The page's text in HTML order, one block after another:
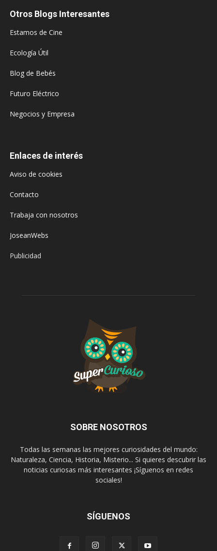
Otros Blogs Interesantes
Estamos de Cine
Ecología Útil
Blog de Bebés
Futuro Eléctrico
Negocios y Empresa
Enlaces de interés
Aviso de cookies
Contacto
Trabaja con nosotros
JoseanWebs
Publicidad
SOBRE NOSOTROS
Todas las semanas las mejores curiosidades del mundo:
Naturaleza, Ciencia, Historia, Misterio... Si quieres descubrir las
noticias curiosas más interesantes ¡Síguenos en redes
sociales!
SÍGUENOS